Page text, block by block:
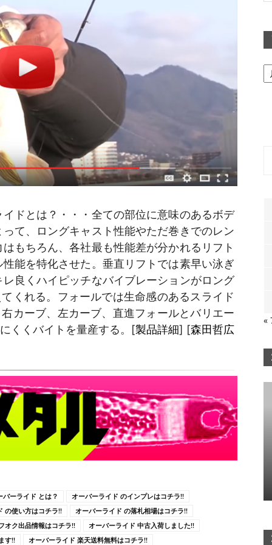
イドとは？・・・全ての部位に意味のあるボデ
て、ロングキャスト性能やただ巻きでのレン
もちろん、各社最も性能差が分かれるリフト
能を特化させた。垂直リフトでは素早い泳ぎ
レ良くハイピッチなバイブレーションがロング
くれる。フォールでは生命感のあるスライド
カーブ、左カーブ、直進フォールとバリエー
くくバイトを量産する。[製品詳細] [森田哲広
バーライド とは？
オーバーライド のインプレはコチラ!!
の使い方はコチラ!!
オーバーライド の落札相場はコチラ!!
オク出品情報はコチラ!!
オーバーライド 中古入荷しました!!
す!!
オーバーライド 楽天送料無料はコチラ!!
ア
ー
«